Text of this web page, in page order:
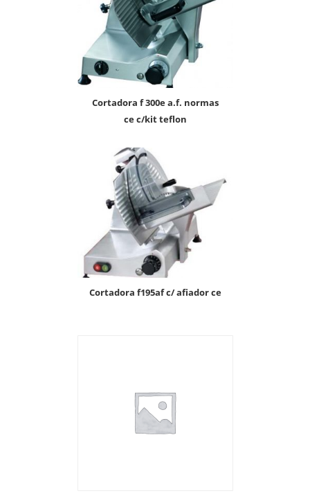
cortadora f 300e a.f. normas
ce c/kit teflon
cortadora f195af c/ afiador ce